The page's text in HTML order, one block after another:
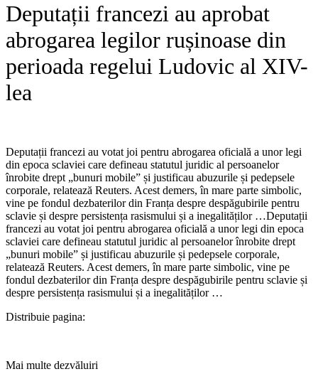
Deputații francezi au aprobat
abrogarea legilor rușinoase din
perioada regelui Ludovic al XIV-
lea
Deputații francezi au votat joi pentru abrogarea oficială a unor legi
din epoca sclaviei care defineau statutul juridic al persoanelor
înrobite drept „bunuri mobile” și justificau abuzurile și pedepsele
corporale, relatează Reuters. Acest demers, în mare parte simbolic,
vine pe fondul dezbaterilor din Franța despre despăgubirile pentru
sclavie și despre persistența rasismului și a inegalităților …​Deputații
francezi au votat joi pentru abrogarea oficială a unor legi din epoca
sclaviei care defineau statutul juridic al persoanelor înrobite drept
„bunuri mobile” și justificau abuzurile și pedepsele corporale,
relatează Reuters. Acest demers, în mare parte simbolic, vine pe
fondul dezbaterilor din Franța despre despăgubirile pentru sclavie și
despre persistența rasismului și a inegalităților …
Distribuie pagina:
Mai multe dezvăluiri